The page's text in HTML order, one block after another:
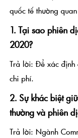
quốc tế thường
1. Tại sao phiên
2020?
Trả lời: Để xác định
chi phí.
2. Sự khác biệt
thường và phiên
Trả lời: Ngành